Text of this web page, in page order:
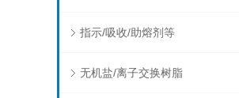
指示/吸收/助熔剂等
无机盐/离子交换树脂